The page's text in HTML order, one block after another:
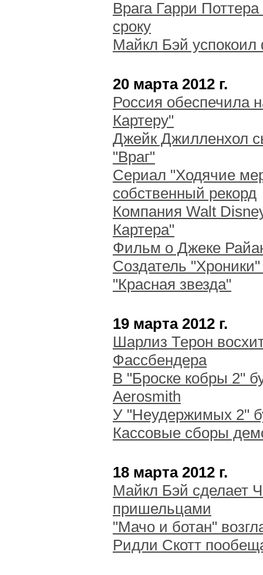
Врага Гарри
сроку
Майкл Бэй
20 марта 2012 г.
Россия обеспечила
Картеру"
Джейк Джилленхол
"Враг"
Сериал "Ходячие
собственный рекорд
Компания Walt
Картера"
Фильм о Джеке
Создатель
"Красная звезда"
19 марта 2012 г.
Шарлиз Терон
Фассбендера
В "Броске кобры 2"
Aerosmith
У "Неудержимых 2"
Кассовые сборы
18 марта 2012 г.
Майкл Бэй сделает
пришельцами
"Мачо и ботан"
Ридли Скотт